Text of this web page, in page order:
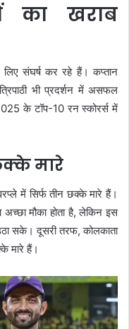
का खराब
संघर्ष कर रहे हैं। कप्तान
भी प्रदर्शन में असफल
के टॉप-10 रन स्कोरर्स में
मारे
में सिर्फ तीन छक्के मारे हैं।
मौका होता है, लेकिन इस
सके। दूसरी तरफ, कोलकाता
मारे हैं।